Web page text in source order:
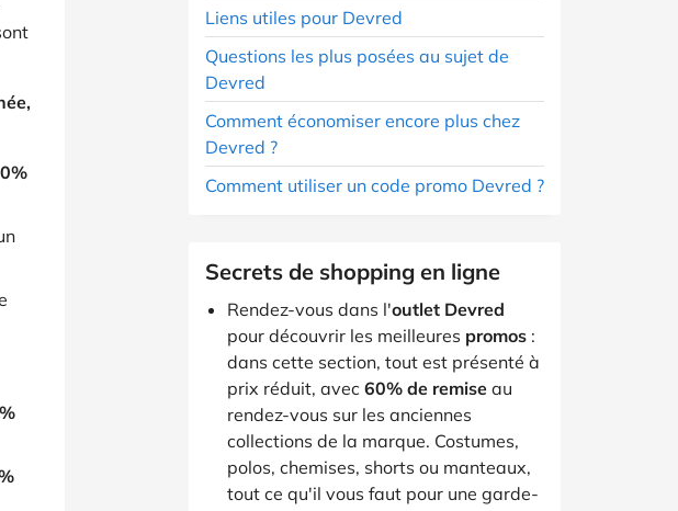
Liens utiles pour Devred
Questions les plus posées au sujet de
Devred
Comment économiser encore plus chez
Devred ?
Comment utiliser un code promo Devred ?
Secrets de shopping en ligne
Rendez-vous dans l'outlet Devred
pour découvrir les meilleures promos :
dans cette section, tout est présenté à
prix réduit, avec 60% de remise au
rendez-vous sur les anciennes
collections de la marque. Costumes,
polos, chemises, shorts ou manteaux,
tout ce qu'il vous faut pour une garde-